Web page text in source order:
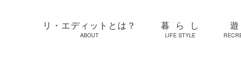
リ・エディットとは？
ABOUT
暮らし
LIFE STYLE